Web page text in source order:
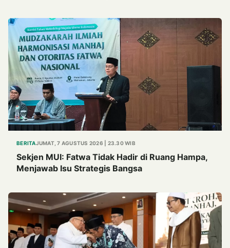
BERITAJUMAT, 7 AGUSTUS 2026 | 23.30 WIB
Sekjen MUI: Fatwa Tidak Hadir di Ruang Hampa,
Menjawab Isu Strategis Bangsa